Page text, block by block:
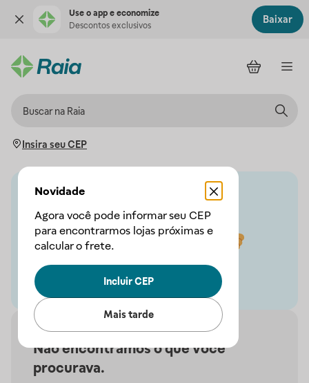
Use o app e economize
Descontos exclusivos
Baixar
Insira seu CEP
Novidade
Agora você pode informar seu CEP
para encontrarmos lojas próximas e
calcular o frete.
Incluir CEP
Mais tarde
Não encontramos o que você
procurava.